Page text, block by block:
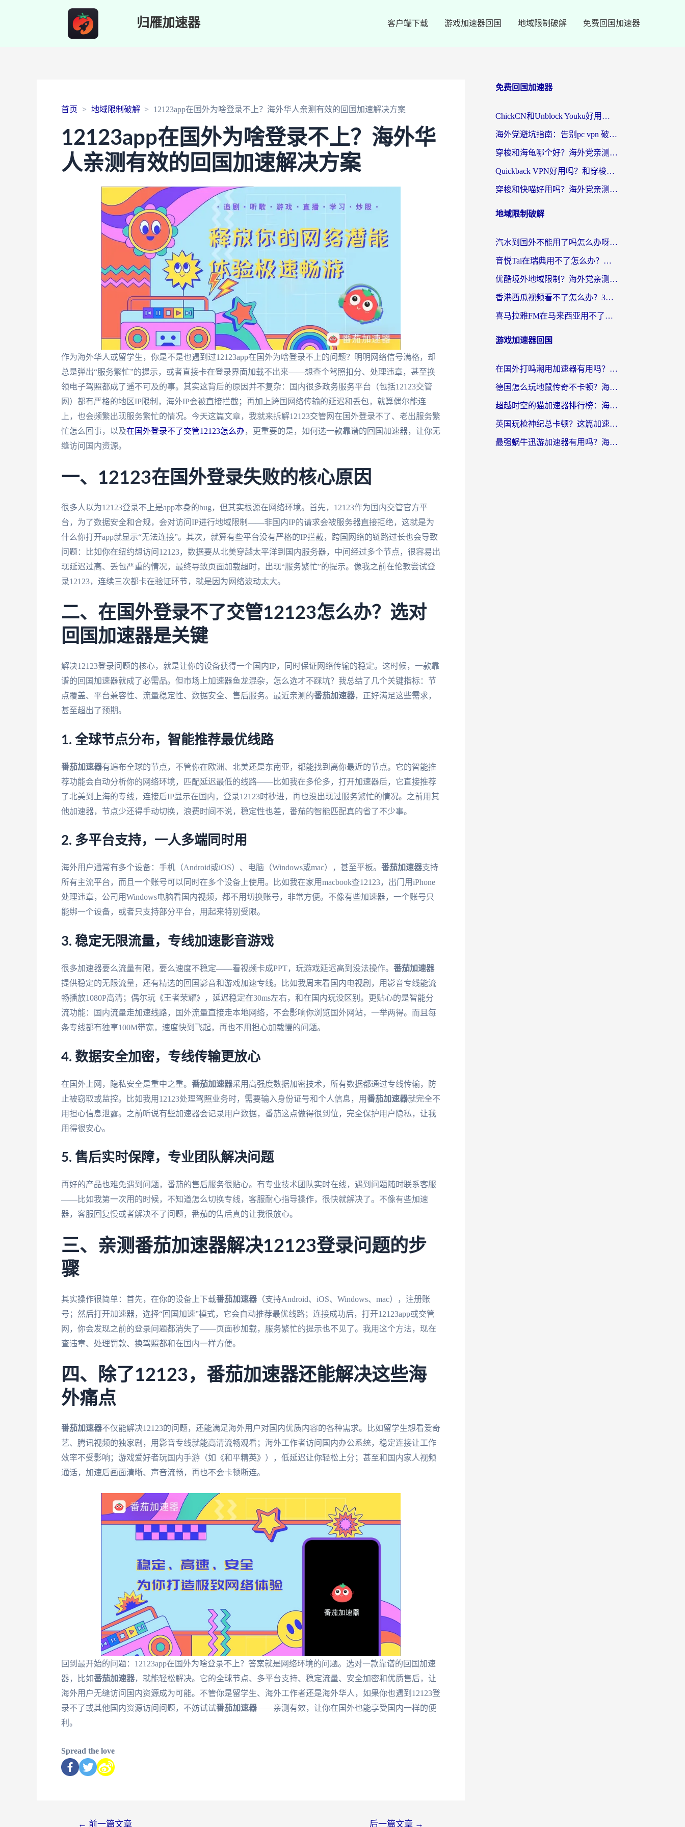
归雁加速器 客户端下载 游戏加速器回国 地域限制破解 免费回国加速器
首页 地域限制破解 12123app在国外为啥登录不上？海外华人亲测有效的回国加速解决方案
12123app在国外为啥登录不上？海外华
人亲测有效的回国加速解决方案
作为海外华人或留学生，你是不是也遇到过12123app在国外为啥登录不上的问题？明明网络信号满格，却
总是弹出“服务繁忙”的提示，或者直接卡在登录界面加载不出来——想查个驾照扣分、处理违章，甚至换
领电子驾照都成了遥不可及的事。其实这背后的原因并不复杂：国内很多政务服务平台（包括12123交管
网）都有严格的地区IP限制，海外IP会被直接拦截；再加上跨国网络传输的延迟和丢包，就算偶尔能连
上，也会频繁出现服务繁忙的情况。今天这篇文章，我就来拆解12123交管网在国外登录不了、老出服务繁
忙怎么回事，以及在国外登录不了交管12123怎么办，更重要的是，如何选一款靠谱的回国加速器，让你无
缝访问国内资源。
一、12123在国外登录失败的核心原因
很多人以为12123登录不上是app本身的bug，但其实根源在网络环境。首先，12123作为国内交管官方平
台，为了数据安全和合规，会对访问IP进行地域限制——非国内IP的请求会被服务器直接拒绝，这就是为
什么你打开app就显示“无法连接”。其次，就算有些平台没有严格的IP拦截，跨国网络的链路过长也会导致
问题：比如你在纽约想访问12123，数据要从北美穿越太平洋到国内服务器，中间经过多个节点，很容易出
现延迟过高、丢包严重的情况，最终导致页面加载超时，出现“服务繁忙”的提示。像我之前在伦敦尝试登
录12123，连续三次都卡在验证环节，就是因为网络波动太大。
二、在国外登录不了交管12123怎么办？选对
回国加速器是关键
解决12123登录问题的核心，就是让你的设备获得一个国内IP，同时保证网络传输的稳定。这时候，一款靠
谱的回国加速器就成了必需品。但市场上加速器鱼龙混杂，怎么选才不踩坑？我总结了几个关键指标：节
点覆盖、平台兼容性、流量稳定性、数据安全、售后服务。最近亲测的番茄加速器，正好满足这些需求，
甚至超出了预期。
1. 全球节点分布，智能推荐最优线路
番茄加速器有遍布全球的节点，不管你在欧洲、北美还是东南亚，都能找到离你最近的节点。它的智能推
荐功能会自动分析你的网络环境，匹配延迟最低的线路——比如我在多伦多，打开加速器后，它直接推荐
了北美到上海的专线，连接后IP显示在国内，登录12123时秒进，再也没出现过服务繁忙的情况。之前用其
他加速器，节点少还得手动切换，浪费时间不说，稳定性也差，番茄的智能匹配真的省了不少事。
2. 多平台支持，一人多端同时用
海外用户通常有多个设备：手机（Android或iOS）、电脑（Windows或mac），甚至平板。 番茄加速器支持
所有主流平台，而且一个账号可以同时在多个设备上使用。比如我在家用macbook查12123，出门用iPhone
处理违章，公司用Windows电脑看国内视频，都不用切换账号，非常方便。不像有些加速器，一个账号只
能绑一个设备，或者只支持部分平台，用起来特别受限。
3. 稳定无限流量，专线加速影音游戏
很多加速器要么流量有限，要么速度不稳定——看视频卡成PPT，玩游戏延迟高到没法操作。 番茄加速器
提供稳定的无限流量，还有精选的回国影音和游戏加速专线。比如我周末看国内电视剧，用影音专线能流
畅播放1080P高清；偶尔玩《王者荣耀》，延迟稳定在30ms左右，和在国内玩没区别。更贴心的是智能分
流功能：国内流量走加速线路，国外流量直接走本地网络，不会影响你浏览国外网站，一举两得。而且每
条专线都有独享100M带宽，速度快到飞起，再也不用担心加载慢的问题。
4. 数据安全加密，专线传输更放心
在国外上网，隐私安全是重中之重。 番茄加速器采用高强度数据加密技术，所有数据都通过专线传输，防
止被窃取或监控。比如我用12123处理驾照业务时，需要输入身份证号和个人信息，用番茄加速器就完全不
用担心信息泄露。之前听说有些加速器会记录用户数据，番茄这点做得很到位，完全保护用户隐私，让我
用得很安心。
5. 售后实时保障，专业团队解决问题
再好的产品也难免遇到问题，番茄的售后服务很贴心。有专业技术团队实时在线，遇到问题随时联系客服
——比如我第一次用的时候，不知道怎么切换专线，客服耐心指导操作，很快就解决了。不像有些加速
器，客服回复慢或者解决不了问题，番茄的售后真的让我很放心。
三、亲测番茄加速器解决12123登录问题的步
骤
其实操作很简单：首先，在你的设备上下载番茄加速器（支持Android、iOS、Windows、mac），注册账
号；然后打开加速器，选择“回国加速”模式，它会自动推荐最优线路；连接成功后，打开12123app或交管
网，你会发现之前的登录问题都消失了——页面秒加载，服务繁忙的提示也不见了。我用这个方法，现在
查违章、处理罚款、换驾照都和在国内一样方便。
四、除了12123，番茄加速器还能解决这些海
外痛点
番茄加速器不仅能解决12123的问题，还能满足海外用户对国内优质内容的各种需求。比如留学生想看爱奇
艺、腾讯视频的独家剧，用影音专线就能高清流畅观看；海外工作者访问国内办公系统，稳定连接让工作
效率不受影响；游戏爱好者玩国内手游（如《和平精英》），低延迟让你轻松上分；甚至和国内家人视频
通话，加速后画面清晰、声音流畅，再也不会卡顿断连。
回到最开始的问题：12123app在国外为啥登录不上？答案就是网络环境的问题。选对一款靠谱的回国加速
器，比如番茄加速器，就能轻松解决。它的全球节点、多平台支持、稳定流量、安全加密和优质售后，让
海外用户无缝访问国内资源成为可能。不管你是留学生、海外工作者还是海外华人，如果你也遇到12123登
录不了或其他国内资源访问问题，不妨试试番茄加速器——亲测有效，让你在国外也能享受国内一样的便
利。
Spread the love
← 前一篇文章 后一篇文章 →
免费回国加速器
ChickCN和Unblock Youku好用吗？海外党亲测3款回国加速器，附iOS免费选择指南
海外党避坑指南：告别pc vpn 破解，选对回国加速器轻松访问国内资源
穿梭和海龟哪个好？海外党亲测回国加速器，附电脑免费VPN推荐
Quickback VPN好用吗？和穿梭VPN对比哪个回国效果更好？海外党必看的真实测评与选择指南
穿梭和快喵好用吗？海外党亲测3款回国加速器，附日本回国VPN避坑指南
地域限制破解
汽水到国外不能用了吗怎么办呀？海外党追剧看片的救星在这里！
音悦Tai在瑞典用不了怎么办？海外华人追剧听歌的实用指南
优酷境外地域限制？海外党亲测：这样看国内剧再也不卡（附3个实用场景解决）
香港西瓜视频看不了怎么办？3步解决海外追剧难题，附靠谱加速器推荐
喜马拉雅FM在马来西亚用不了怎么办？海外华人亲测有效的回国加速指南
游戏加速器回国
在国外打鸣潮用加速器有用吗？安全吗？海外玩家国服游戏加速全指南
德国怎么玩地鼠传奇不卡顿？海外党国服游戏加速全攻略（含战双EVE实用指南）
超越时空的猫加速器排行榜：海外党国服游戏不卡顿的终极选择指南
英国玩枪神纪总卡顿？这篇加速器选择指南帮你告别延迟（附实测推荐）
最强蜗牛迅游加速器有用吗？海外玩家国服游戏加速避坑指南（附德国玩忍者必须死3流星蝴蝶剑解决办法）